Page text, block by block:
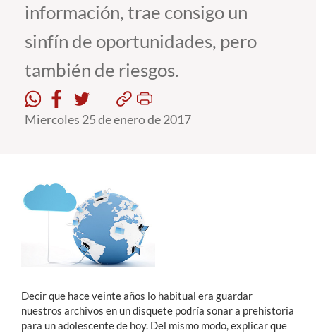
Estudiantes
Académicos
Funcionarios
Alumni
información, trae consigo un
sinfín de oportunidades, pero
también de riesgos.
Miercoles 25 de enero de 2017
Decir que hace veinte años lo habitual era guardar
nuestros archivos en un disquete podría sonar a prehistoria
para un adolescente de hoy. Del mismo modo, explicar que